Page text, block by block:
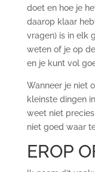
doet en hoe je
daarop klaar
vragen) is in elk
weten of je op
en je kunt vol
Wanneer je niet
kleinste dingen
weet niet
niet goed waar
EROP